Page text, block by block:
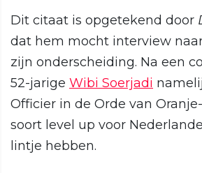
Dit citaat is opgetekend door
dat hem mocht interview
zijn onderscheiding. Na een
52-jarige Wibi Soerjadi
Officier in de Orde van
soort level up voor
lintje hebben.